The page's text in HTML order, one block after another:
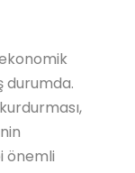
durumda.
önemli